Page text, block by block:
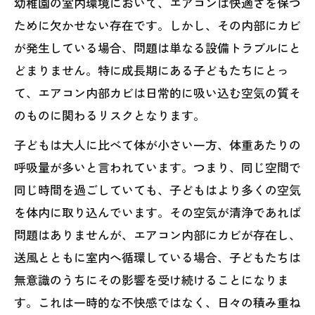
ために欠かせない存在です。しかし、その内部にカビ
が発生している場合、問題は単なる設備トラブルにと
どまりません。特に成長期にある子どもたちにとっ
て、エアコン内部カビは日常的に吸い込む空気の質そ
のものに関わるリスクとなります。
子どもは大人に比べて体が小さい一方、体重あたりの
呼吸量が多いと言われています。つまり、同じ空間で
同じ時間を過ごしていても、子どもはより多くの空気
を体内に取り込んでいます。その空気が清浄であれば
問題はありませんが、エアコン内部にカビが存在し、
送風とともに室内へ循環している場合、子どもたちは
無意識のうちにその影響を受け続けることになりま
す。これは一時的な不快感ではなく、日々の積み重ね